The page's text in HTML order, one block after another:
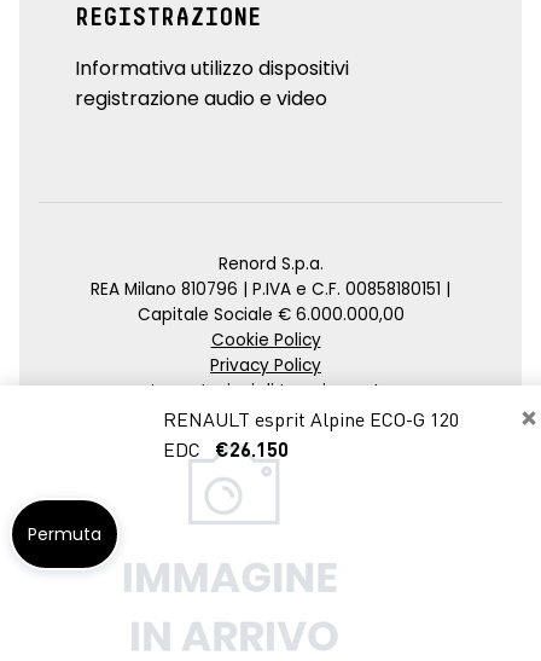
×
RENAULT esprit Alpine ECO-G 120
EDC
€26.150
REGISTRAZIONE
Informativa utilizzo dispositivi
registrazione audio e video
Renord S.p.a.
REA Milano 810796 | P.IVA e C.F. 00858180151 |
Capitale Sociale € 6.000.000,00
Cookie Policy
Privacy Policy
Impostazioni di tracciamento
Credits
Agenzia SEO
Permuta